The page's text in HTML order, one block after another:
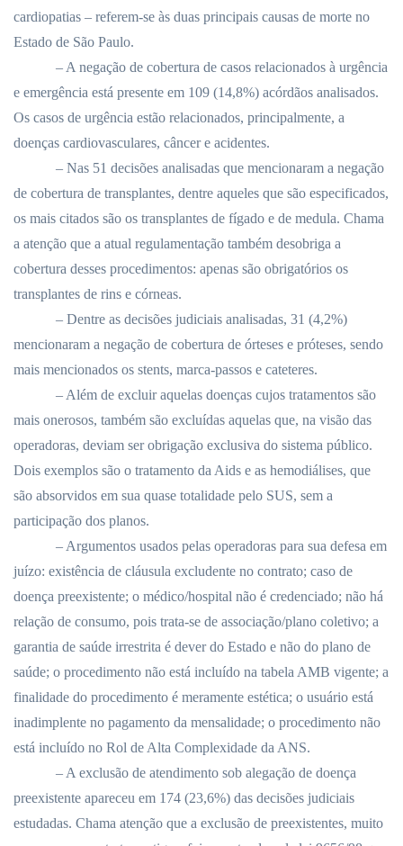
cardiopatias – referem-se às duas principais causas de morte no
Estado de São Paulo.
– A negação de cobertura de casos relacionados à urgência
e emergência está presente em 109 (14,8%) acórdãos analisados.
Os casos de urgência estão relacionados, principalmente, a
doenças cardiovasculares, câncer e acidentes.
– Nas 51 decisões analisadas que mencionaram a negação
de cobertura de transplantes, dentre aqueles que são especificados,
os mais citados são os transplantes de fígado e de medula. Chama
a atenção que a atual regulamentação também desobriga a
cobertura desses procedimentos: apenas são obrigatórios os
transplantes de rins e córneas.
– Dentre as decisões judiciais analisadas, 31 (4,2%)
mencionaram a negação de cobertura de órteses e próteses, sendo
mais mencionados os stents, marca-passos e cateteres.
– Além de excluir aquelas doenças cujos tratamentos são
mais onerosos, também são excluídas aquelas que, na visão das
operadoras, deviam ser obrigação exclusiva do sistema público.
Dois exemplos são o tratamento da Aids e as hemodiálises, que
são absorvidos em sua quase totalidade pelo SUS, sem a
participação dos planos.
– Argumentos usados pelas operadoras para sua defesa em
juízo: existência de cláusula excludente no contrato; caso de
doença preexistente; o médico/hospital não é credenciado; não há
relação de consumo, pois trata-se de associação/plano coletivo; a
garantia de saúde irrestrita é dever do Estado e não do plano de
saúde; o procedimento não está incluído na tabela AMB vigente; a
finalidade do procedimento é meramente estética; o usuário está
inadimplente no pagamento da mensalidade; o procedimento não
está incluído no Rol de Alta Complexidade da ANS.
– A exclusão de atendimento sob alegação de doença
preexistente apareceu em 174 (23,6%) das decisões judiciais
estudadas. Chama atenção que a exclusão de preexistentes, muito